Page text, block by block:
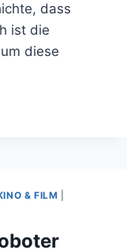
dass
ist die
diese
& FILM